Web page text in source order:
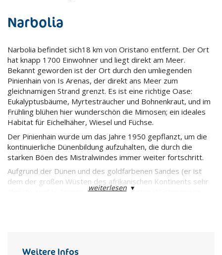
Narbolia
Narbolia befindet sich18 km von Oristano entfernt. Der Ort
hat knapp 1700 Einwohner und liegt direkt am Meer.
Bekannt geworden ist der Ort durch den umliegenden
Pinienhain von Is Arenas, der direkt ans Meer zum
gleichnamigen Strand grenzt. Es ist eine richtige Oase:
Eukalyptusbäume, Myrtesträucher und Bohnenkraut, und im
Frühling blühen hier wunderschön die Mimosen; ein ideales
Habitat für Eichelhäher, Wiesel und Füchse.
Der Pinienhain wurde um das Jahre 1950 gepflanzt, um die
kontinuierliche Dünenbildung aufzuhalten, die durch die
starken Böen des Mistralwindes immer weiter fortschritt.
Aufgrund der Dünen und des goldfarbenen Sandes (er ist
dem der großen Wüsten des afrikanischen Kontinents sehr
ähnlich) wird Is Arenas als eine der letzten Wüstenzonen
weiterlesen▾
Weitere Infos